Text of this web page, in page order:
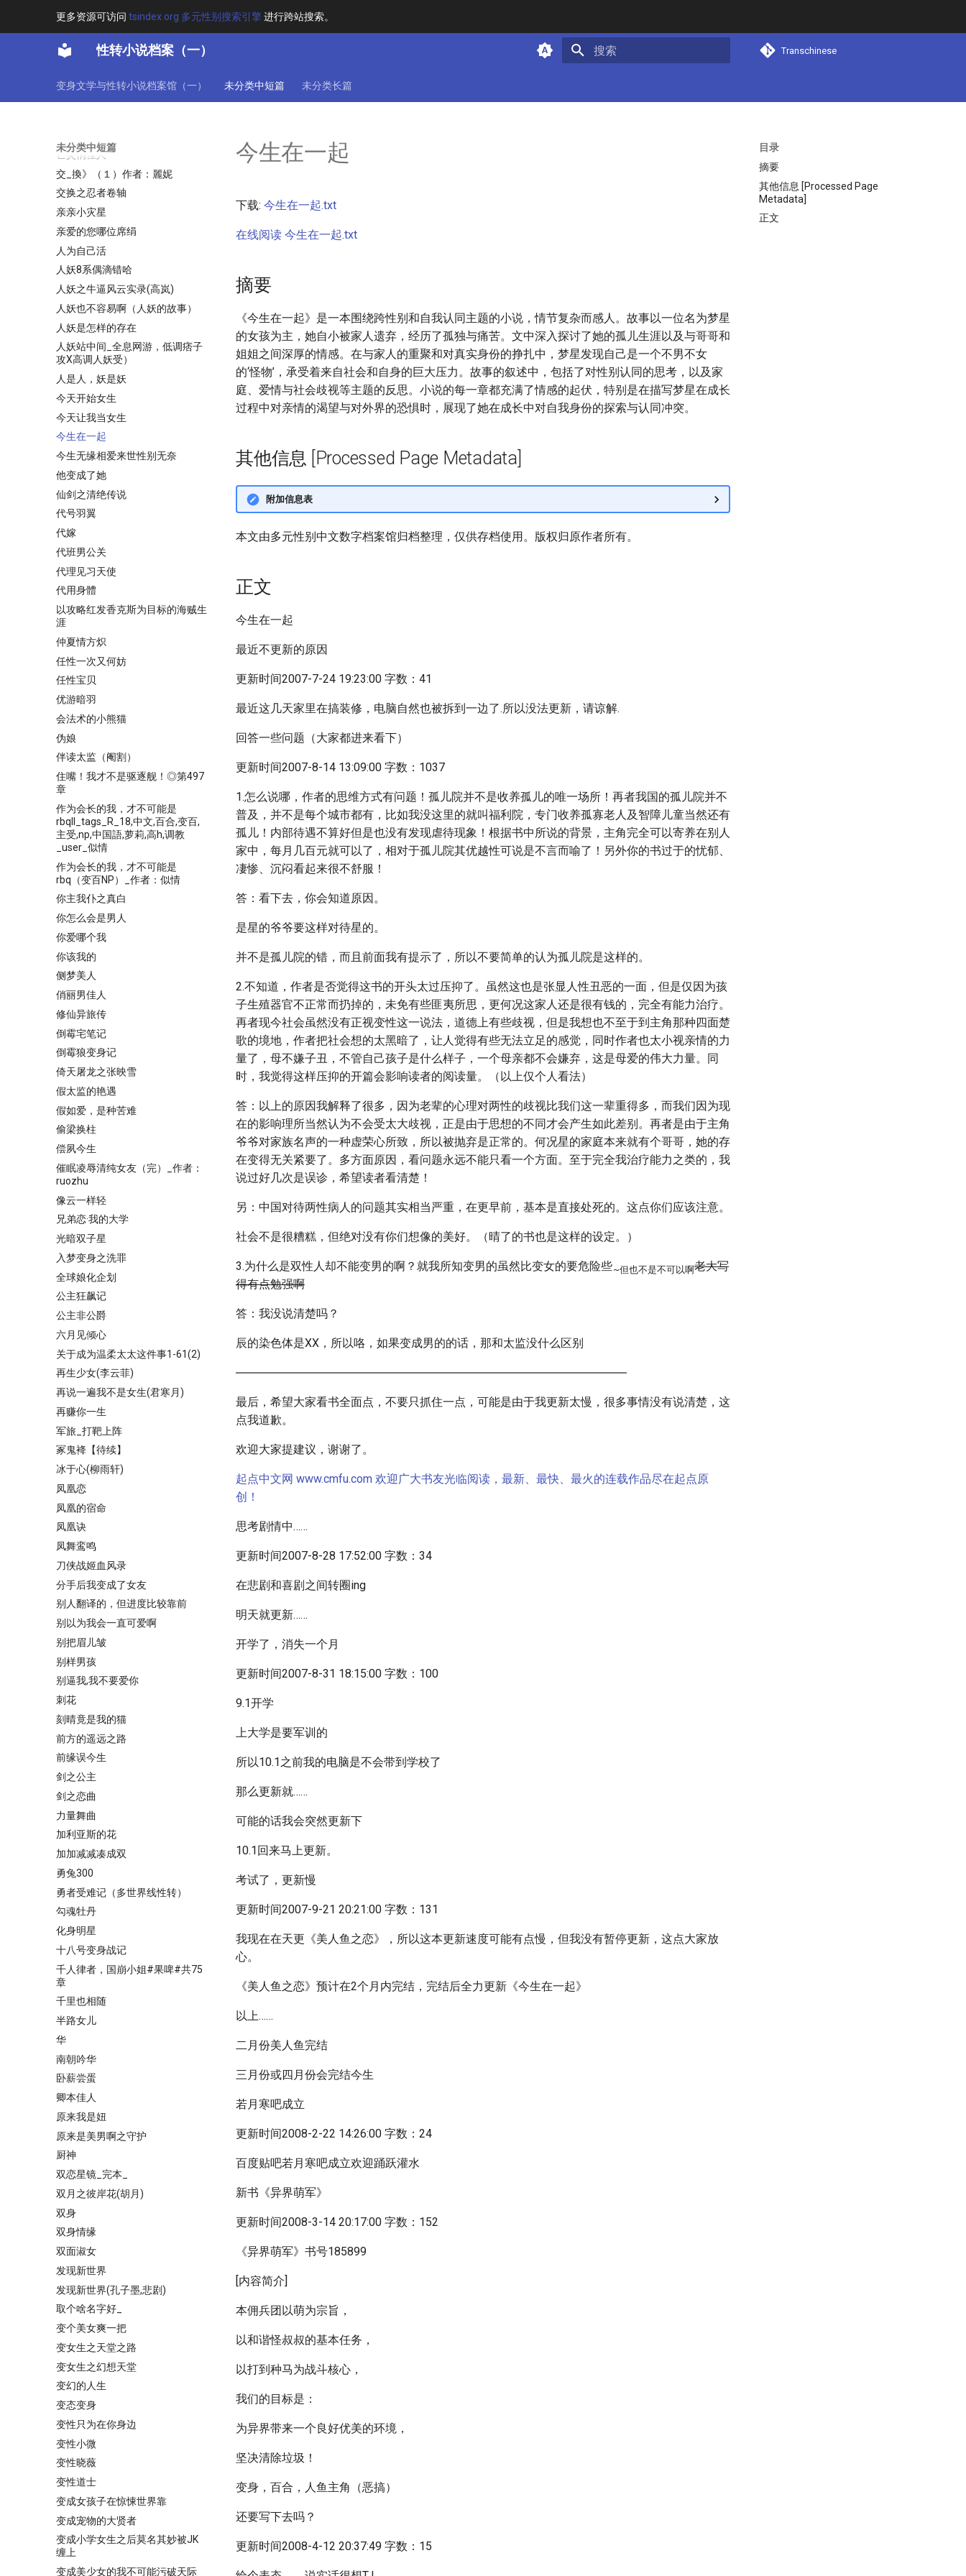
更多资源可访问 tsindex.org 多元性别搜索引擎进行跨站搜索。
性转小说档案（一） Transchinese
变身文学与性转小说档案馆（一） 未分类中短篇 未分类长篇
未分类中短篇
二变倾心
亡灵俏佳人
交_換》（１）作者：麗妮
交换之忍者卷轴
亲亲小灾星
亲爱的您哪位席绢
人为自己活
人妖8系偶滴错哈
人妖之牛逼风云实录(高岚)
人妖也不容易啊（人妖的故事）
人妖是怎样的存在
人妖站中间_全息网游，低调痞子
攻X高调人妖受）
人是人，妖是妖
今天开始女生
今天让我当女生
今生在一起
今生无缘相爱来世性别无奈
他变成了她
仙剑之清绝传说
代号羽翼
代嫁
代班男公关
代理见习天使
代用身體
以攻略红发香克斯为目标的海贼生
涯
仲夏情方炽
任性一次又何妨
任性宝贝
优游暗羽
会法术的小熊猫
伪娘
伴读太监（阉割）
住嘴！我才不是驱逐舰！◎第497
章
作为会长的我，才不可能是
rbqII_tags_R_18,中文,百合,变百,
主受,np,中国語,萝莉,高h,调教
_user_似情
作为会长的我，才不可能是
rbq（变百NP）_作者：似情
你主我仆之真白
你怎么会是男人
你爱哪个我
你该我的
侧梦美人
俏丽男佳人
修仙异旅传
倒霉宅笔记
倒霉狼变身记
倚天屠龙之张映雪
假太监的艳遇
假如爱，是种苦难
偷梁换柱
偿夙今生
催眠凌辱清纯女友（完）_作者：
ruozhu
像云一样轻
兄弟恋·我的大学
光暗双子星
入梦变身之洗罪
全球娘化企划
公主狂飙记
公主非公爵
六月见倾心
关于成为温柔太太这件事1-61(2)
再生少女(李云菲)
再说一遍我不是女生(君寒月)
再赚你一生
军旅_打靶上阵
冢鬼袶【待续】
冰于心(柳雨轩)
凤凰恋
凤凰的宿命
凤凰诀
凤舞鸾鸣
刀侠战姬血风录
分手后我变成了女友
别人翻译的，但进度比较靠前
别以为我会一直可爱啊
别把眉儿皱
别样男孩
别逼我,我不要爱你
刺花
刻晴竟是我的猫
前方的遥远之路
前缘误今生
剑之公主
剑之恋曲
力量舞曲
加利亚斯的花
加加减减凑成双
勇兔300
勇者受难记（多世界线性转）
勾魂牡丹
化身明星
十八号变身战记
千人律者，国崩小姐#果啤#共75
章
千里也相随
半路女儿
华
南朝吟华
卧薪尝蛋
卿本佳人
原来我是妞
原来是美男啊之守护
厨神
双恋星镜_完本_
双月之彼岸花(胡月)
双身
双身情缘
双面淑女
发现新世界
发现新世界(孔子墨,悲剧)
取个啥名字好_
变个美女爽一把
变女生之天堂之路
变女生之幻想天堂
变幻的人生
变态变身
变性只为在你身边
变性小微
变性晓薇
变性道士
变成女孩子在惊悚世界靠
变成宠物的大贤者
变成小学女生之后莫名其妙被JK
缠上
变成美少女的我不可能污破天际
目录
摘要
其他信息 [Processed Page
Metadata]
正文
今生在一起
下载: 今生在一起.txt
在线阅读 今生在一起.txt
摘要
《今生在一起》是一本围绕跨性别和自我认同主题的小说，情节复杂而感人。故事以一位名为梦星
的女孩为主，她自小被家人遗弃，经历了孤独与痛苦。文中深入探讨了她的孤儿生涯以及与哥哥和
姐姐之间深厚的情感。在与家人的重聚和对真实身份的挣扎中，梦星发现自己是一个不男不女
的‘怪物’，承受着来自社会和自身的巨大压力。故事的叙述中，包括了对性别认同的思考，以及家
庭、爱情与社会歧视等主题的反思。小说的每一章都充满了情感的起伏，特别是在描写梦星在成长
过程中对亲情的渴望与对外界的恐惧时，展现了她在成长中对自我身份的探索与认同冲突。
其他信息 [Processed Page Metadata]
附加信息表
本文由多元性别中文数字档案馆归档整理，仅供存档使用。版权归原作者所有。
正文
今生在一起
最近不更新的原因
更新时间2007-7-24 19:23:00 字数：41
最近这几天家里在搞装修，电脑自然也被拆到一边了.所以没法更新，请谅解.
回答一些问题（大家都进来看下）
更新时间2007-8-14 13:09:00 字数：1037
1.怎么说哪，作者的思维方式有问题！孤儿院并不是收养孤儿的唯一场所！再者我国的孤儿院并不
普及，并不是每个城市都有，比如我没这里的就叫福利院，专门收养孤寡老人及智障儿童当然还有
孤儿！内部待遇不算好但是也没有发现虐待现象！根据书中所说的背景，主角完全可以寄养在别人
家中，每月几百元就可以了，相对于孤儿院其优越性可说是不言而喻了！另外你的书过于的忧郁、
凄惨、沉闷看起来很不舒服！
答：看下去，你会知道原因。
是星的爷爷要这样对待星的。
并不是孤儿院的错，而且前面我有提示了，所以不要简单的认为孤儿院是这样的。
2.不知道，作者是否觉得这书的开头太过压抑了。虽然这也是张显人性丑恶的一面，但是仅因为孩
子生殖器官不正常而扔掉的，未免有些匪夷所思，更何况这家人还是很有钱的，完全有能力治疗。
再者现今社会虽然没有正视变性这一说法，道德上有些歧视，但是我想也不至于到主角那种四面楚
歌的境地，作者把社会想的太黑暗了，让人觉得有些无法立足的感觉，同时作者也太小视亲情的力
量了，母不嫌子丑，不管自己孩子是什么样子，一个母亲都不会嫌弃，这是母爱的伟大力量。同
时，我觉得这样压抑的开篇会影响读者的阅读量。（以上仅个人看法）
答：以上的原因我解释了很多，因为老辈的心理对两性的歧视比我们这一辈重得多，而我们因为现
在的影响理所当然认为不会受太大歧视，正是由于思想的不同才会产生如此差别。再者是由于主角
爷爷对家族名声的一种虚荣心所致，所以被抛弃是正常的。何况星的家庭本来就有个哥哥，她的存
在变得无关紧要了。多方面原因，看问题永远不能只看一个方面。至于完全我治疗能力之类的，我
说过好几次是误诊，希望读者看清楚！
另：中国对待两性病人的问题其实相当严重，在更早前，基本是直接处死的。这点你们应该注意。
社会不是很糟糕，但绝对没有你们想像的美好。（晴了的书也是这样的设定。）
3.为什么是双性人却不能变男的啊？就我所知变男的虽然比变女的要危险些~但也不是不可以啊老大写
得有点勉强啊
答：我没说清楚吗？
辰的染色体是XX，所以咯，如果变成男的的话，那和太监没什么区别
――――――――――――――――――――――――――――――――――
最后，希望大家看书全面点，不要只抓住一点，可能是由于我更新太慢，很多事情没有说清楚，这
点我道歉。
欢迎大家提建议，谢谢了。
起点中文网 www.cmfu.com 欢迎广大书友光临阅读，最新、最快、最火的连载作品尽在起点原
创！
思考剧情中……
更新时间2007-8-28 17:52:00 字数：34
在悲剧和喜剧之间转圈ing
明天就更新……
开学了，消失一个月
更新时间2007-8-31 18:15:00 字数：100
9.1开学
上大学是要军训的
所以10.1之前我的电脑是不会带到学校了
那么更新就……
可能的话我会突然更新下
10.1回来马上更新。
考试了，更新慢
更新时间2007-9-21 20:21:00 字数：131
我现在在天更《美人鱼之恋》，所以这本更新速度可能有点慢，但我没有暂停更新，这点大家放
心。
《美人鱼之恋》预计在2个月内完结，完结后全力更新《今生在一起》
以上……
二月份美人鱼完结
三月份或四月份会完结今生
若月寒吧成立
更新时间2008-2-22 14:26:00 字数：24
百度贴吧若月寒吧成立欢迎踊跃灌水
新书《异界萌军》
更新时间2008-3-14 20:17:00 字数：152
《异界萌军》书号185899
[内容简介]
本佣兵团以萌为宗旨，
以和谐怪叔叔的基本任务，
以打到种马为战斗核心，
我们的目标是：
为异界带来一个良好优美的环境，
坚决清除垃圾！
变身，百合，人鱼主角（恶搞）
还要写下去吗？
更新时间2008-4-12 20:37:49 字数：15